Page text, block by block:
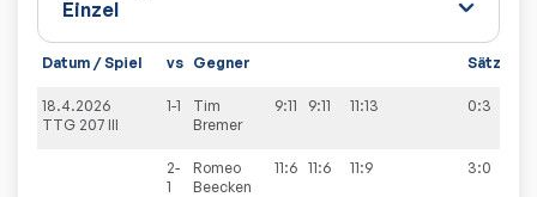
Datum / Spiel vs Gegner Sätze
18.4.2026
TTG 207 III
1-1
Tim
Bremer
9:11 9:11 11:13 0:3
2-
1
Romeo
Beecken
11:6 11:6 11:9 3:0